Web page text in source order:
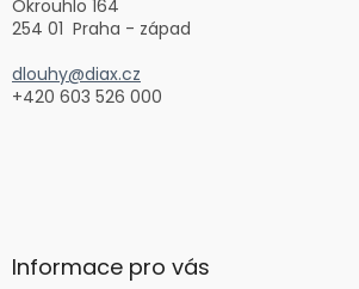
Okrouhlo 164
254 01 Praha - západ
dlouhy@diax.cz
+420 603 526 000
Informace pro vás